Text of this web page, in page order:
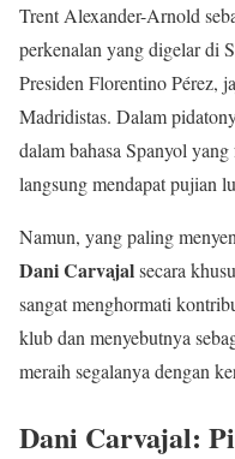
Trent Alexander-Arnold
perkenalan yang digelar di
Presiden Florentino Pérez,
Madridistas. Dalam
dalam bahasa Spanyol
langsung mendapat pujian
Namun, yang paling
Dani Carvajalsecara
sangat menghormati
klub dan menyebutnya
meraih segalanya dengan
Dani Carvajal: